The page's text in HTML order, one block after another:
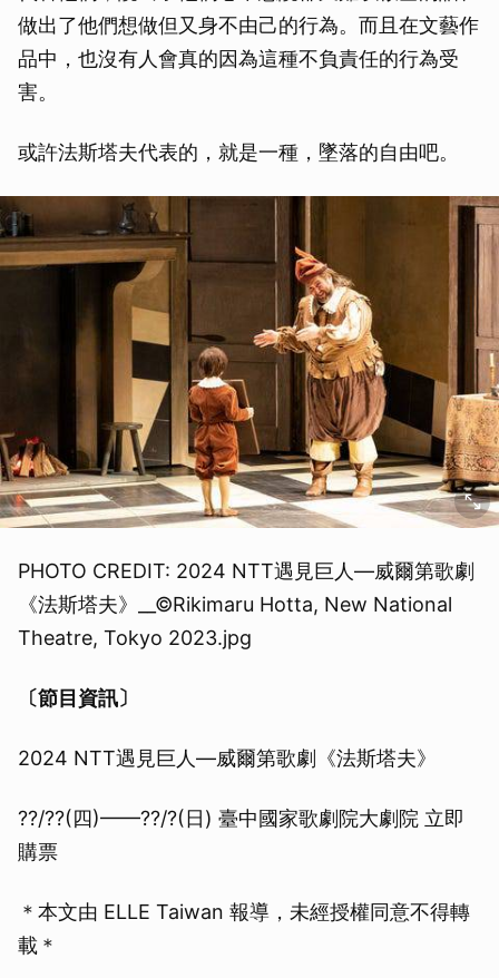
做出了他們想做但又身不由己的行為。而且在文藝作
品中，也沒有人會真的因為這種不負責任的行為受
害。
或許法斯塔夫代表的，就是一種，墜落的自由吧。
PHOTO CREDIT: 2024 NTT遇見巨人—威爾第歌劇
《法斯塔夫》__©Rikimaru Hotta, New National
Theatre, Tokyo 2023.jpg
〔節目資訊〕
2024 NTT遇見巨人—威爾第歌劇《法斯塔夫》
??/??(四)——??/?(日) 臺中國家歌劇院大劇院 立即
購票
＊本文由 ELLE Taiwan 報導，未經授權同意不得轉
載＊
取消